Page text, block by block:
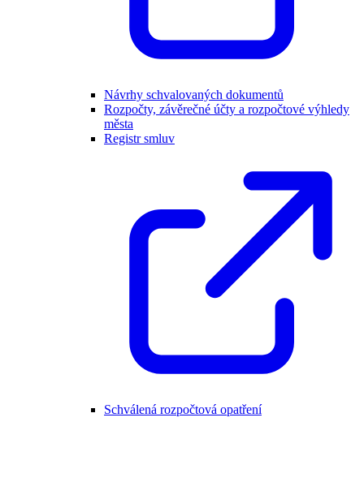
Návrhy schvalovaných dokumentů
Rozpočty, závěrečné účty a rozpočtové výhledy
města
Registr smluv
Schválená rozpočtová opatření